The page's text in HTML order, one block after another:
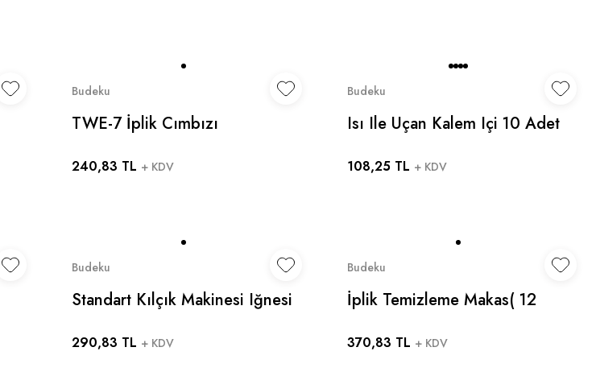
Budeku
TWE-7 İplik Cımbızı
240,83 TL + KDV
Budeku
Isı Ile Uçan Kalem Içi 10 Adet
Kırmızı - Beyaz- Siyah )
108,25 TL + KDV
Budeku
Standart Kılçık Makinesi Iğnesi
290,83 TL + KDV
Budeku
İplik Temizleme Makas( 12
370,83 TL + KDV